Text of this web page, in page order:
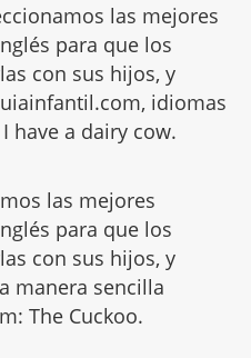
las mejores
para que los
con sus hijos, y
idiomas
have a dairy cow.
las mejores
para que los
con sus hijos, y
manera sencilla
The Cuckoo.